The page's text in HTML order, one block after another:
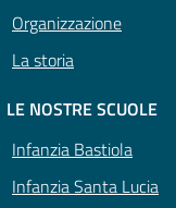
Organizzazione
La storia
LE NOSTRE SCUOLE
Infanzia Bastiola
Infanzia Santa Lucia